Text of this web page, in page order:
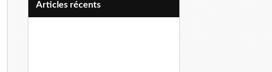
articles récents